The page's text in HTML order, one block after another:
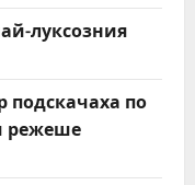
луксозния
подскачаха по
режеше